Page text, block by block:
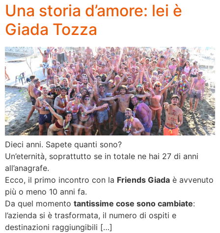
Una storia d’amore: lei è
Giada Tozza
Dieci anni. Sapete quanti sono?
Un’eternità, soprattutto se in totale ne hai 27 di anni
all’anagrafe.
Ecco, il primo incontro con la Friends Giada è avvenuto
più o meno 10 anni fa.
Da quel momento tantissime cose sono cambiate:
l’azienda si è trasformata, il numero di ospiti e
destinazioni raggiungibili […]